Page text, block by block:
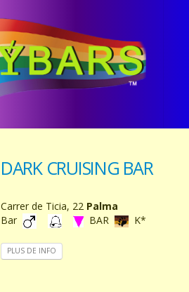
DARK CRUISING BAR
Carrer de Ticia, 22 Palma
Bar
BAR K*
PLUS DE INFO